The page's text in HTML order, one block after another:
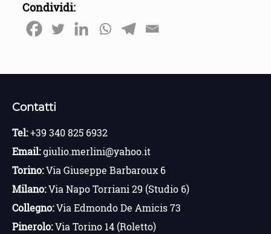
Condividi:
Contatti
Tel:+39 340 825 6932
Email:giulio.merlini@yahoo.it
Torino:Via Giuseppe Barbaroux 6
Milano:Via Napo Torriani 29 (Studio 6)
Collegno:Via Edmondo De Amicis 73
Pinerolo:Via Torino 14 (Roletto)